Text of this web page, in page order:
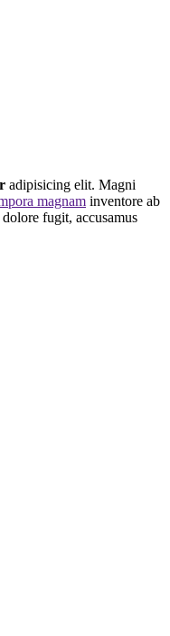
adipisicing elit. Magni
magnam inventore ab
fugit, accusamus